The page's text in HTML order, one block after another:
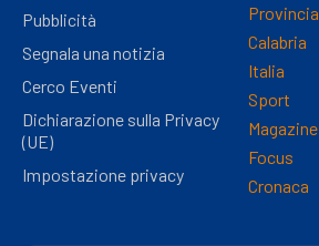
Pubblicità
Segnala una notizia
Cerco Eventi
Dichiarazione sulla Privacy
(UE)
Impostazione privacy
Provincia
Calabria
Italia
Sport
Magazine
Focus
Cronaca